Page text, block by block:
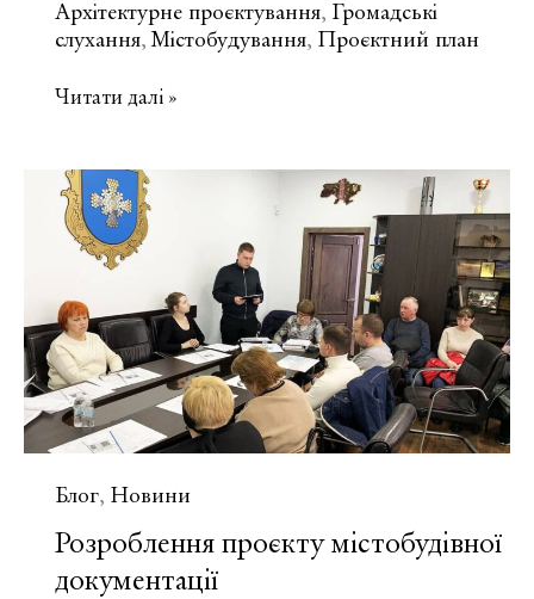
Архітектурне проєктування, Громадські
слухання,Містобудування, Проєктний план
Розроблення
документації
Читати далі »
Блог, Новини
Розроблення проєкту містобудівної
документації